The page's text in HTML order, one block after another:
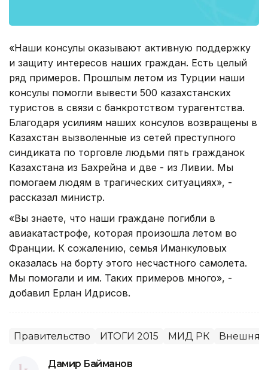
«Наши консулы оказывают активную поддержку
и защиту интересов наших граждан. Есть целый
ряд примеров. Прошлым летом из Турции наши
консулы помогли вывести 500 казахстанских
туристов в связи с банкротством турагентства.
Благодаря усилиям наших консулов возвращены в
Казахстан вызволенные из сетей преступного
синдиката по торговле людьми пять гражданок
Казахстана из Бахрейна и две - из Ливии. Мы
помогаем людям в трагических ситуациях», -
рассказал министр.
«Вы знаете, что наши граждане погибли в
авиакатастрофе, которая произошла летом во
Франции. К сожалению, семья Иманкуловых
оказалась на борту этого несчастного самолета.
Мы помогали и им. Таких примеров много», -
добавил Ерлан Идрисов.
Правительство ИТОГИ 2015 МИД РК Внешняя
Дамир Байманов